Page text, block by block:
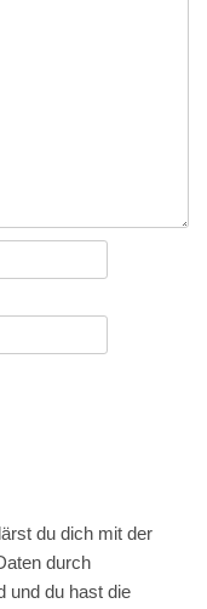
du dich mit der
durch
und du hast die